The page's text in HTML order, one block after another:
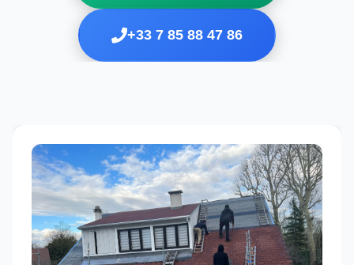
+33 7 85 88 47 86